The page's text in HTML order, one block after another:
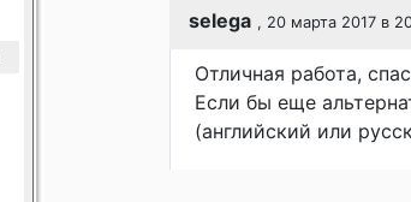
selega , 20 марта 2017 в
Отличная работа,
Если бы еще
(английский или